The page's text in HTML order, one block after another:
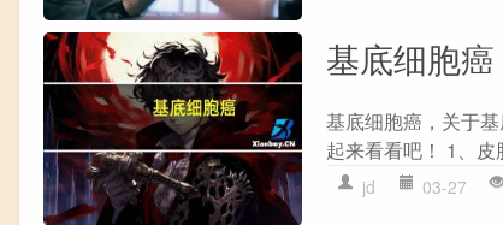
基底细胞癌
基底细胞癌，关于
起来看看吧！ 1、
jd 03-27